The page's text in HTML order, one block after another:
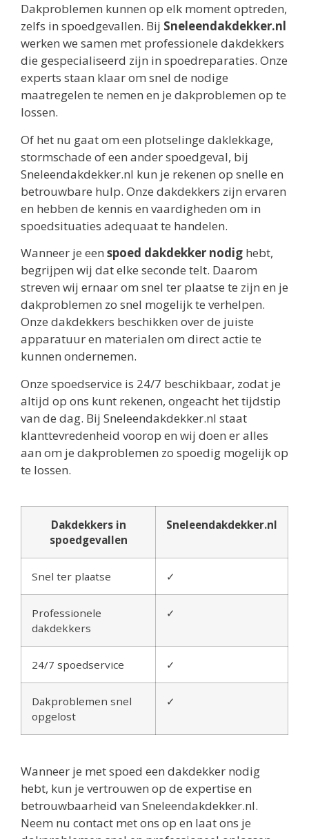
Dakproblemen kunnen op elk moment optreden,
zelfs in spoedgevallen. Bij Sneleendakdekker.nl
werken we samen met professionele dakdekkers
die gespecialiseerd zijn in spoedreparaties. Onze
experts staan klaar om snel de nodige
maatregelen te nemen en je dakproblemen op te
lossen.
Of het nu gaat om een plotselinge daklekkage,
stormschade of een ander spoedgeval, bij
Sneleendakdekker.nl kun je rekenen op snelle en
betrouwbare hulp. Onze dakdekkers zijn ervaren
en hebben de kennis en vaardigheden om in
spoedsituaties adequaat te handelen.
Wanneer je een spoed dakdekker nodig hebt,
begrijpen wij dat elke seconde telt. Daarom
streven wij ernaar om snel ter plaatse te zijn en je
dakproblemen zo snel mogelijk te verhelpen.
Onze dakdekkers beschikken over de juiste
apparatuur en materialen om direct actie te
kunnen ondernemen.
Onze spoedservice is 24/7 beschikbaar, zodat je
altijd op ons kunt rekenen, ongeacht het tijdstip
van de dag. Bij Sneleendakdekker.nl staat
klanttevredenheid voorop en wij doen er alles
aan om je dakproblemen zo spoedig mogelijk op
te lossen.
Dakdekkers in
spoedgevallen
Sneleendakdekker.nl
Snel ter plaatse ✓
Professionele
dakdekkers
✓
24/7 spoedservice ✓
Dakproblemen snel
opgelost
✓
Wanneer je met spoed een dakdekker nodig
hebt, kun je vertrouwen op de expertise en
betrouwbaarheid van Sneleendakdekker.nl.
Neem nu contact met ons op en laat ons je